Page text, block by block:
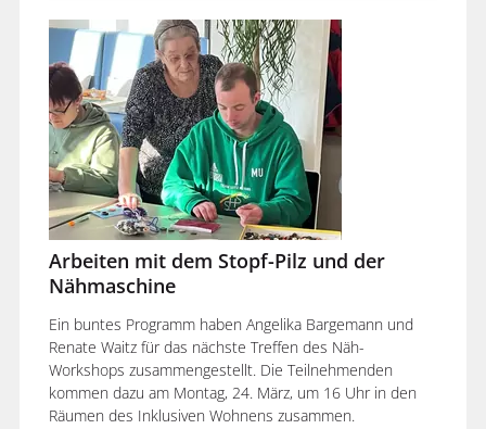
Arbeiten mit dem Stopf-Pilz und der
Nähmaschine
Ein buntes Programm haben Angelika Bargemann und
Renate Waitz für das nächste Treffen des Näh-
Workshops zusammengestellt. Die Teilnehmenden
kommen dazu am Montag, 24. März, um 16 Uhr in den
Räumen des Inklusiven Wohnens zusammen.